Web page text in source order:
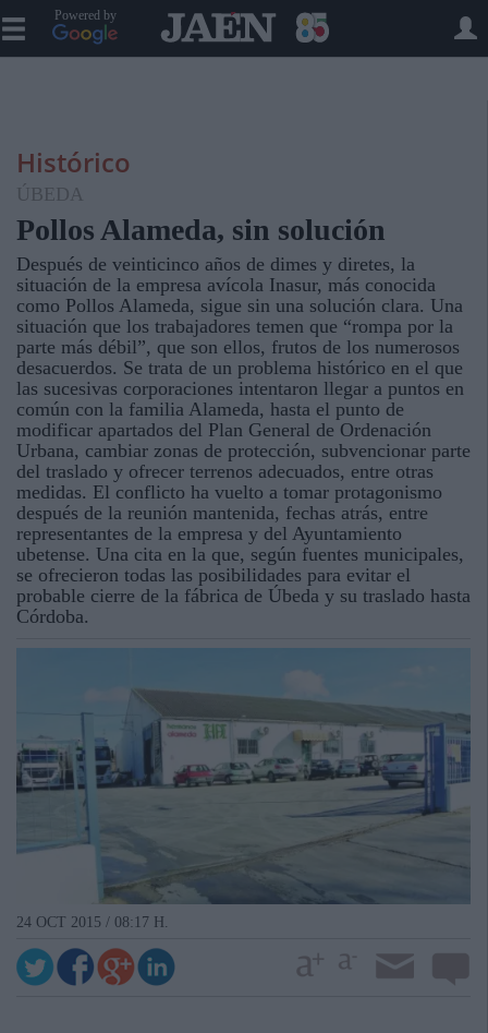
Powered by
Histórico
ÚBEDA
Pollos Alameda, sin solución
Después de veinticinco años de dimes y diretes, la
situación de la empresa avícola Inasur, más conocida
como Pollos Alameda, sigue sin una solución clara. Una
situación que los trabajadores temen que “rompa por la
parte más débil”, que son ellos, frutos de los numerosos
desacuerdos. Se trata de un problema histórico en el que
las sucesivas corporaciones intentaron llegar a puntos en
común con la familia Alameda, hasta el punto de
modificar apartados del Plan General de Ordenación
Urbana, cambiar zonas de protección, subvencionar parte
del traslado y ofrecer terrenos adecuados, entre otras
medidas. El conflicto ha vuelto a tomar protagonismo
después de la reunión mantenida, fechas atrás, entre
representantes de la empresa y del Ayuntamiento
ubetense. Una cita en la que, según fuentes municipales,
se ofrecieron todas las posibilidades para evitar el
probable cierre de la fábrica de Úbeda y su traslado hasta
Córdoba.
24 OCT 2015 / 08:17 H.